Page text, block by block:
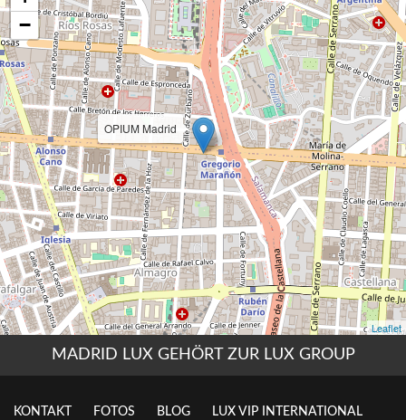
MADRID LUX GEHÖRT ZUR LUX GROUP
KONTAKT FOTOS BLOG LUX VIP INTERNATIONAL